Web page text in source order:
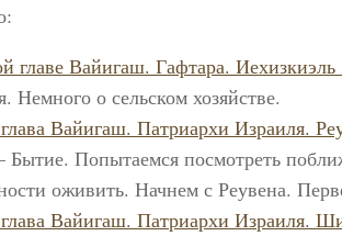
главе Вайигаш. Гафтара. Иехизкиэль
Немного о сельском хозяйстве.
Вайигаш. Патриархи Израиля.
Попытаемся посмотреть
оживить. Начнем с Реувена.
Вайигаш. Патриархи Израиля.